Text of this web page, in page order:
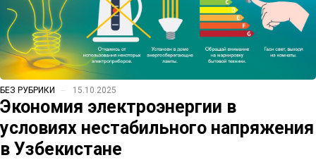
БЕЗ РУБРИКИ 15.10.2025
Экономия электроэнергии в
условиях нестабильного напряжения
в Узбекистане